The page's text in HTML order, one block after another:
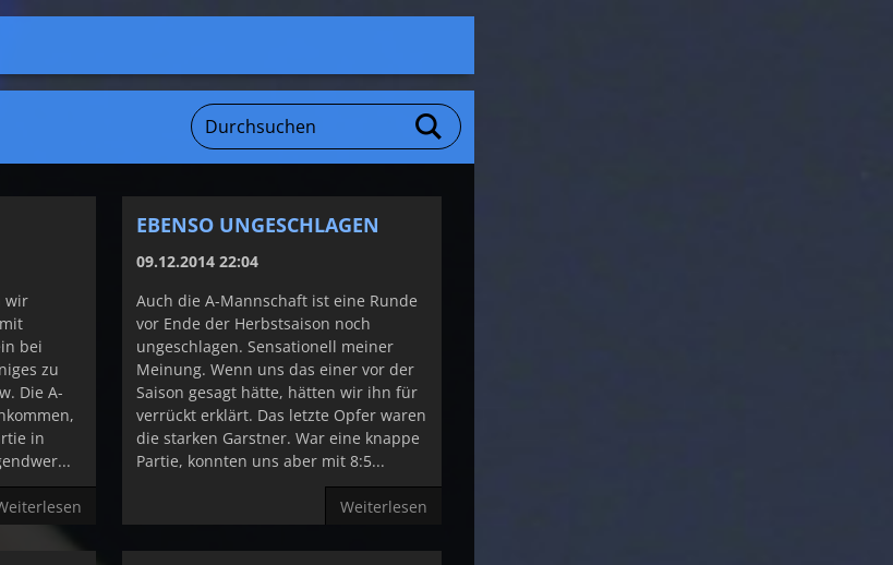
wir
bei
zu
Die A-
in
EBENSO UNGESCHLAGEN
09.12.2014 22:04
Auch die A-Mannschaft ist eine Runde
vor Ende der Herbstsaison noch
ungeschlagen. Sensationell meiner
Meinung. Wenn uns das einer vor der
Saison gesagt hätte, hätten wir ihn für
verrückt erklärt. Das letzte Opfer waren
die starken Garstner. War eine knappe
Partie, konnten uns aber mit 8:5...
Weiterlesen